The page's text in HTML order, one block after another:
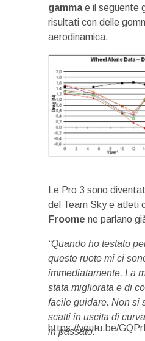
gammae il seguente
risultati con delle
aerodinamica.
Le Pro 3 sono
del Team Sky e atleti
Froome ne parlano
“Quando ho testato
queste ruote mi ci
immediatamente. La
stata migliorata e di
facile guidare. Non si
scatti in uscita di
in passato.”
https://youtu.be/